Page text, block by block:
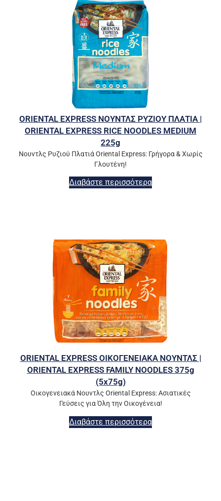
ORIENTAL EXPRESS ΝΟΥΝΤΛΣ ΡΥΖΙΟΥ ΠΛΑΤΙΑ |
ORIENTAL EXPRESS RICE NOODLES MEDIUM
225g
Νουντλς Ρυζιού Πλατιά Oriental Express: Γρήγορα & Χωρίς
Γλουτένη!
Διαβάστε περισσότερα
ORIENTAL EXPRESS ΟΙΚΟΓΕΝΕΙΑΚΑ ΝΟΥΝΤΛΣ |
ORIENTAL EXPRESS FAMILY NOODLES 375g
(5x75g)
Οικογενειακά Νουντλς Oriental Express: Ασιατικές
Γεύσεις για Όλη την Οικογένεια!
Διαβάστε περισσότερα